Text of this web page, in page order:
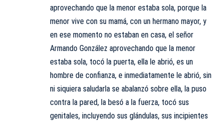
aprovechando que la menor estaba sola, porque la
menor vive con su mamá, con un hermano mayor, y
en ese momento no estaban en casa, el señor
Armando González aprovechando que la menor
estaba sola, tocó la puerta, ella le abrió, es un
hombre de confianza, e inmediatamente le abrió, sin
ni siquiera saludarla se abalanzó sobre ella, la puso
contra la pared, la besó a la fuerza, tocó sus
genitales, incluyendo sus glándulas, sus incipientes